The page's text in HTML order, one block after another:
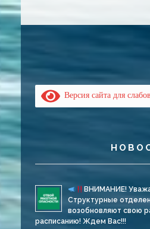
Версия сайта для
ВНИМАНИЕ!
Структурные
возобновляют свою
расписанию! Ждем Вас!!!